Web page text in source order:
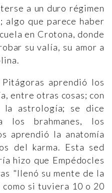
a un duro régimen
algo que parece haber
en Crotona, donde
su valía, su amor a
aprendió los
entre otras cosas; con
astrología; se dice
brahmanes, los
aprendió la anatomía
del karma. Esta sed
hizo que Empédocles
"llenó su mente de la
si tuviera 10 o 20